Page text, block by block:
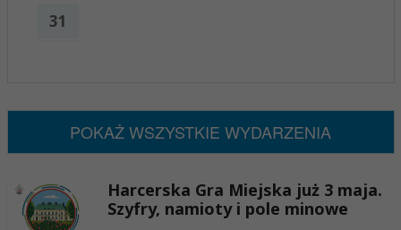
31
POKAŻ WSZYSTKIE WYDARZENIA
Harcerska Gra Miejska już 3 maja.
Szyfry, namioty i pole minowe